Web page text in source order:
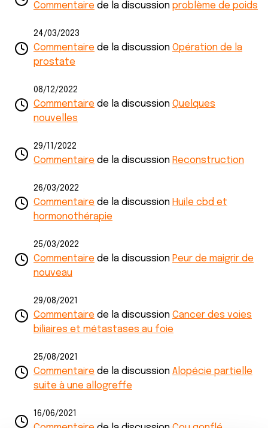
Commentaire de la discussion problème de poids
24/03/2023
Commentaire de la discussion Opération de la
prostate
08/12/2022
Commentaire de la discussion Quelques
nouvelles
29/11/2022
Commentaire de la discussion Reconstruction
26/03/2022
Commentaire de la discussion Huile cbd et
hormonothérapie
25/03/2022
Commentaire de la discussion Peur de maigrir de
nouveau
29/08/2021
Commentaire de la discussion Cancer des voies
biliaires et métastases au foie
25/08/2021
Commentaire de la discussion Alopécie partielle
suite à une allogreffe
16/06/2021